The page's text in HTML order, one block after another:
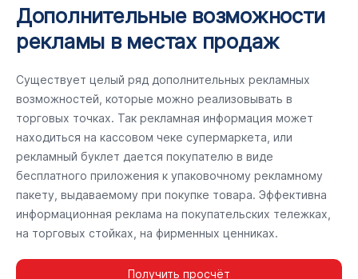
Дополнительные возможности
рекламы в местах продаж
Существует целый ряд дополнительных рекламных
возможностей, которые можно реализовывать в
торговых точках. Так рекламная информация может
находиться на кассовом чеке супермаркета, или
рекламный буклет дается покупателю в виде
бесплатного приложения к упаковочному рекламному
пакету, выдаваемому при покупке товара. Эффективна
информационная реклама на покупательских тележках,
на торговых стойках, на фирменных ценниках.
Получить просчёт